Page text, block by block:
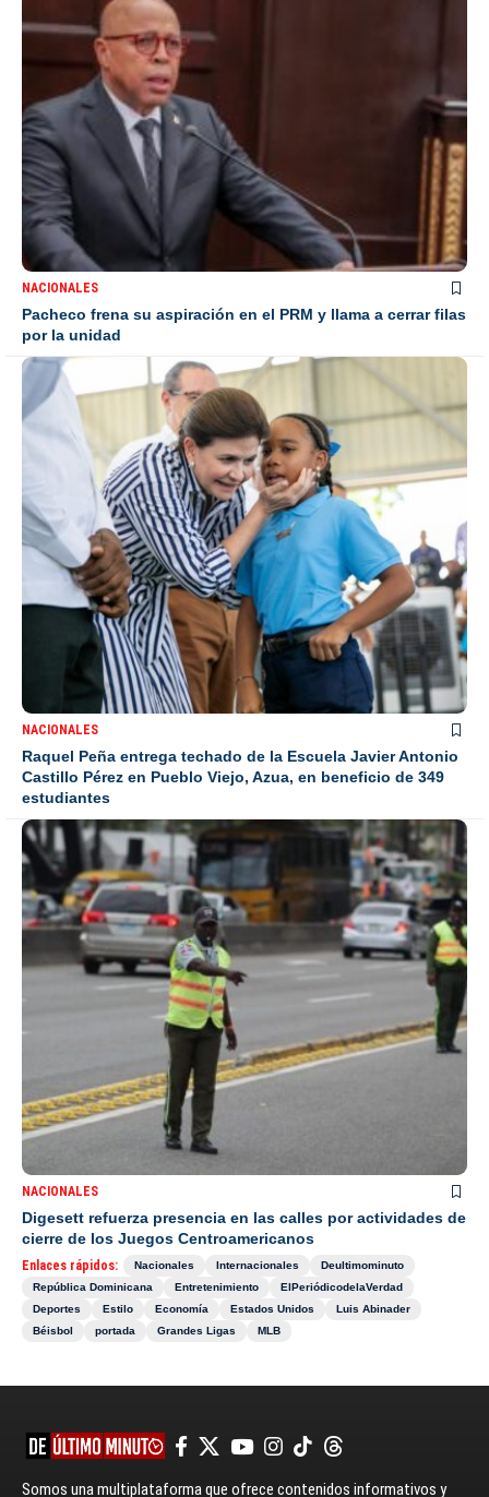
NACIONALES
Pacheco frena su aspiración en el PRM y llama a cerrar filas
por la unidad
NACIONALES
Raquel Peña entrega techado de la Escuela Javier Antonio
Castillo Pérez en Pueblo Viejo, Azua, en beneficio de 349
estudiantes
NACIONALES
Digesett refuerza presencia en las calles por actividades de
cierre de los Juegos Centroamericanos
Enlaces rápidos: Nacionales Internacionales
Deultimominuto
República Dominicana
Entretenimiento
ElPeriódicodelaVerdad
Deportes
Estilo Economía Estados Unidos
Luis Abinader
Béisbol
portada Grandes Ligas MLB
Somos una multiplataforma que ofrece contenidos informativos y